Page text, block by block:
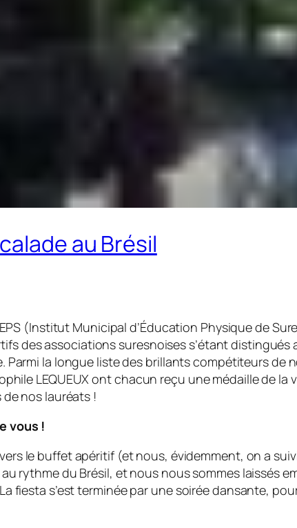
au Brésil
(Institut Municipal d’Éducation Physique de
des associations suresnoises s’étant distingués
Parmi la longue liste des brillants compétiteurs
LEQUEUX ont chacun reçu une médaille de
nos lauréats !
vous !
le buffet apéritif (et nous, évidemment, on a
rythme du Brésil, et nous nous sommes laissés
fiesta s’est terminée par une soirée dansante,